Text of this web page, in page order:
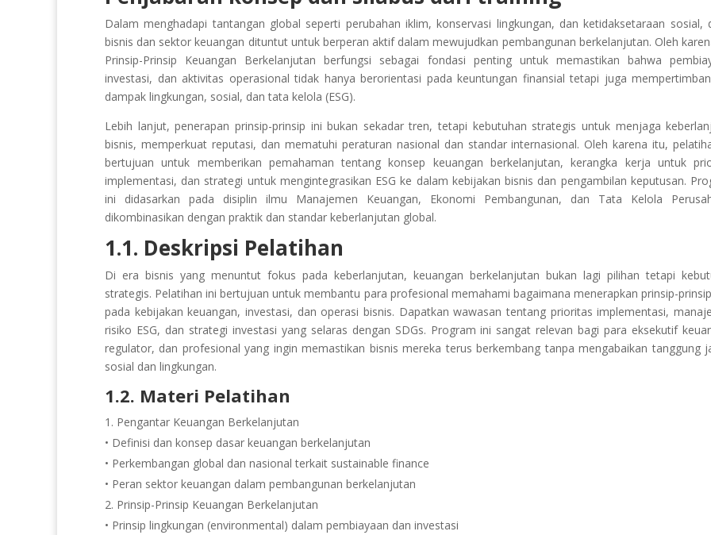
Dalam menghadapi tantangan global seperti perubahan iklim, konservasi lingkungan, dan ketidaksetaraan sosial,
bisnis dan sektor keuangan dituntut untuk berperan aktif dalam mewujudkan pembangunan berkelanjutan. Oleh
Prinsip-Prinsip Keuangan Berkelanjutan berfungsi sebagai fondasi penting untuk memastikan bahwa
investasi, dan aktivitas operasional tidak hanya berorientasi pada keuntungan finansial tetapi juga
dampak lingkungan, sosial, dan tata kelola (ESG).
Lebih lanjut, penerapan prinsip-prinsip ini bukan sekadar tren, tetapi kebutuhan strategis untuk menjaga
bisnis, memperkuat reputasi, dan mematuhi peraturan nasional dan standar internasional. Oleh karena itu,
bertujuan untuk memberikan pemahaman tentang konsep keuangan berkelanjutan, kerangka kerja untuk
implementasi, dan strategi untuk mengintegrasikan ESG ke dalam kebijakan bisnis dan pengambilan keputusan.
ini didasarkan pada disiplin ilmu Manajemen Keuangan, Ekonomi Pembangunan, dan Tata Kelola
dikombinasikan dengan praktik dan standar keberlanjutan global.
1.1. Deskripsi Pelatihan
Di era bisnis yang menuntut fokus pada keberlanjutan, keuangan berkelanjutan bukan lagi pilihan tetapi
strategis. Pelatihan ini bertujuan untuk membantu para profesional memahami bagaimana menerapkan prinsip-
pada kebijakan keuangan, investasi, dan operasi bisnis. Dapatkan wawasan tentang prioritas implementasi,
risiko ESG, dan strategi investasi yang selaras dengan SDGs. Program ini sangat relevan bagi para eksekutif
regulator, dan profesional yang ingin memastikan bisnis mereka terus berkembang tanpa mengabaikan tanggung
sosial dan lingkungan.
1.2. Materi Pelatihan
Pengantar Keuangan Berkelanjutan
• Definisi dan konsep dasar keuangan berkelanjutan
• Perkembangan global dan nasional terkait sustainable finance
• Peran sektor keuangan dalam pembangunan berkelanjutan
Prinsip-Prinsip Keuangan Berkelanjutan
• Prinsip lingkungan (environmental) dalam pembiayaan dan investasi